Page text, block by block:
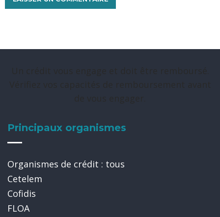
Principaux organismes
Organismes de crédit : tous
Cetelem
Cofidis
FLOA